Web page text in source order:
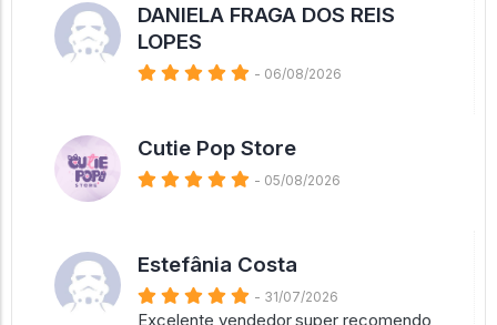
DANIELA FRAGA DOS REIS
LOPES
- 06/08/2026
Cutie Pop Store
- 05/08/2026
Estefânia Costa
- 31/07/2026
Excelente vendedor,super recomendo